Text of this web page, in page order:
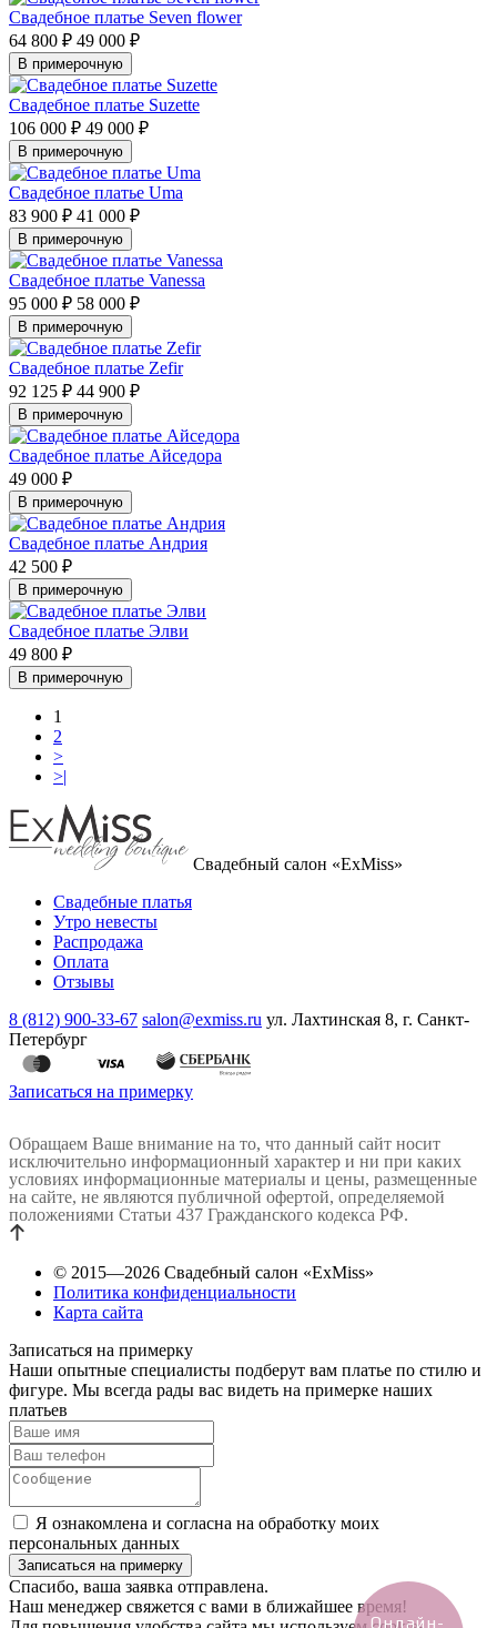
Свадебное платье Seven flower
64 800 ₽ 49 000 ₽
В примерочную
Свадебное платье Suzette
106 000 ₽ 49 000 ₽
В примерочную
Свадебное платье Uma
83 900 ₽ 41 000 ₽
В примерочную
Свадебное платье Vanessa
95 000 ₽ 58 000 ₽
В примерочную
Свадебное платье Zefir
92 125 ₽ 44 900 ₽
В примерочную
Свадебное платье Айседора
49 000 ₽
В примерочную
Свадебное платье Андрия
42 500 ₽
В примерочную
Свадебное платье Элви
49 800 ₽
В примерочную
1
2
>
>|
Свадебный салон «ExMiss»
Свадебные платья
Утро невесты
Распродажа
Оплата
Отзывы
8 (812) 900-33-67 salon@exmiss.ru ул. Лахтинская 8, г. Санкт-
Петербург
Записаться на примерку
Обращаем Ваше внимание на то, что данный сайт носит
исключительно информационный характер и ни при каких
условиях информационные материалы и цены, размещенные
на сайте, не являются публичной офертой, определяемой
положениями Статьи 437 Гражданского кодекса РФ.
© 2015—2026 Свадебный салон «ExMiss»
Политика конфиденциальности
Карта сайта
Записаться на примерку
Наши опытные специалисты подберут вам платье по стилю и
фигуре. Мы всегда рады вас видеть на примерке наших
платьев
Я ознакомлена и согласна на обработку моих
персональных данных
Спасибо, ваша заявка отправлена.
Наш менеджер свяжется с вами в ближайшее время!
Онлайн-